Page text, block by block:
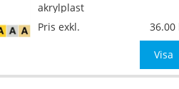
akrylplast
13mm (1-4
Pris exkl. 36.00
Visa